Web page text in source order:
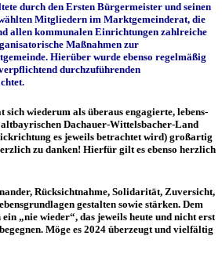
durch den Ersten Bürgermeister und seinen
Mitgliedern im Marktgemeinderat, die
allen kommunalen Einrichtungen zahlreiche
Maßnahmen zur
Hierüber wurde ebenso regelmäßig
durchzuführenden
sich wiederum als überaus engagierte, lebens-
Dachauer-Wittelsbacher-Land
es jeweils betrachtet wird) großartig
zu danken! Hierfür gilt es ebenso herzlich
Rücksichtnahme, Solidarität, Zuversicht,
gestalten sowie stärken. Dem
„nie wieder“, das jeweils heute und nicht erst
Möge es 2024 überzeugt und vielfältig